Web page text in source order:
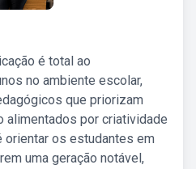
é total ao
no ambiente escolar,
que priorizam
alimentados por criatividade
orientar os estudantes em
uma geração notável,